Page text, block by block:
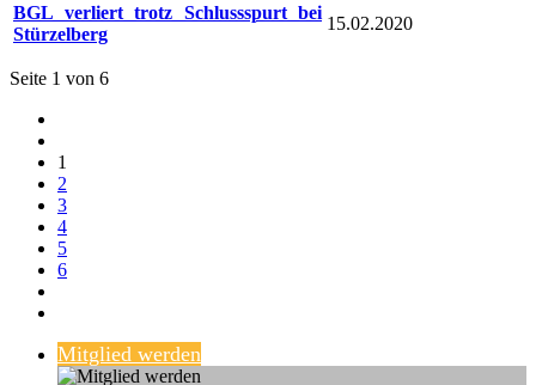
BGL verliert trotz Schlussspurt bei
Stürzelberg
15.02.2020
Seite 1 von 6
1
2
3
4
5
6
Mitglied werden